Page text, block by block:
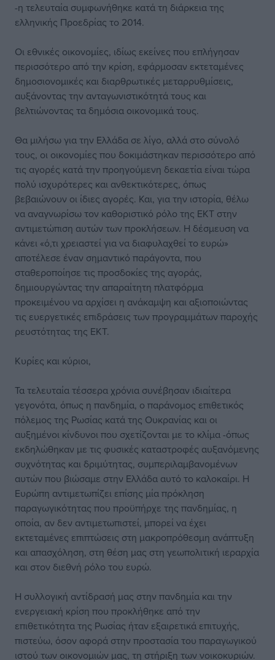
-η τελευταία συμφωνήθηκε κατά τη διάρκεια της
ελληνικής Προεδρίας το 2014.
Οι εθνικές οικονομίες, ιδίως εκείνες που επλήγησαν
περισσότερο από την κρίση, εφάρμοσαν εκτεταμένες
δημοσιονομικές και διαρθρωτικές μεταρρυθμίσεις,
αυξάνοντας την ανταγωνιστικότητά τους και
βελτιώνοντας τα δημόσια οικονομικά τους.
Θα μιλήσω για την Ελλάδα σε λίγο, αλλά στο σύνολό
τους, οι οικονομίες που δοκιμάστηκαν περισσότερο από
τις αγορές κατά την προηγούμενη δεκαετία είναι τώρα
πολύ ισχυρότερες και ανθεκτικότερες, όπως
βεβαιώνουν οι ίδιες αγορές. Και, για την ιστορία, θέλω
να αναγνωρίσω τον καθοριστικό ρόλο της ΕΚΤ στην
αντιμετώπιση αυτών των προκλήσεων. Η δέσμευση να
κάνει «ό,τι χρειαστεί για να διαφυλαχθεί το ευρώ»
αποτέλεσε έναν σημαντικό παράγοντα, που
σταθεροποίησε τις προσδοκίες της αγοράς,
δημιουργώντας την απαραίτητη πλατφόρμα
προκειμένου να αρχίσει η ανάκαμψη και αξιοποιώντας
τις ευεργετικές επιδράσεις των προγραμμάτων παροχής
ρευστότητας της ΕΚΤ.
Κυρίες και κύριοι,
Τα τελευταία τέσσερα χρόνια συνέβησαν ιδιαίτερα
γεγονότα, όπως η πανδημία, ο παράνομος επιθετικός
πόλεμος της Ρωσίας κατά της Ουκρανίας και οι
αυξημένοι κίνδυνοι που σχετίζονται με το κλίμα -όπως
εκδηλώθηκαν με τις φυσικές καταστροφές αυξανόμενης
συχνότητας και δριμύτητας, συμπεριλαμβανομένων
αυτών που βιώσαμε στην Ελλάδα αυτό το καλοκαίρι. Η
Ευρώπη αντιμετωπίζει επίσης μία πρόκληση
παραγωγικότητας που προϋπήρχε της πανδημίας, η
οποία, αν δεν αντιμετωπιστεί, μπορεί να έχει
εκτεταμένες επιπτώσεις στη μακροπρόθεσμη ανάπτυξη
και απασχόληση, στη θέση μας στη γεωπολιτική ιεραρχία
και στον διεθνή ρόλο του ευρώ.
Η συλλογική αντίδρασή μας στην πανδημία και την
ενεργειακή κρίση που προκλήθηκε από την
επιθετικότητα της Ρωσίας ήταν εξαιρετικά επιτυχής,
πιστεύω, όσον αφορά στην προστασία του παραγωγικού
ιστού των οικονομιών μας, τη στήριξη των νοικοκυριών.